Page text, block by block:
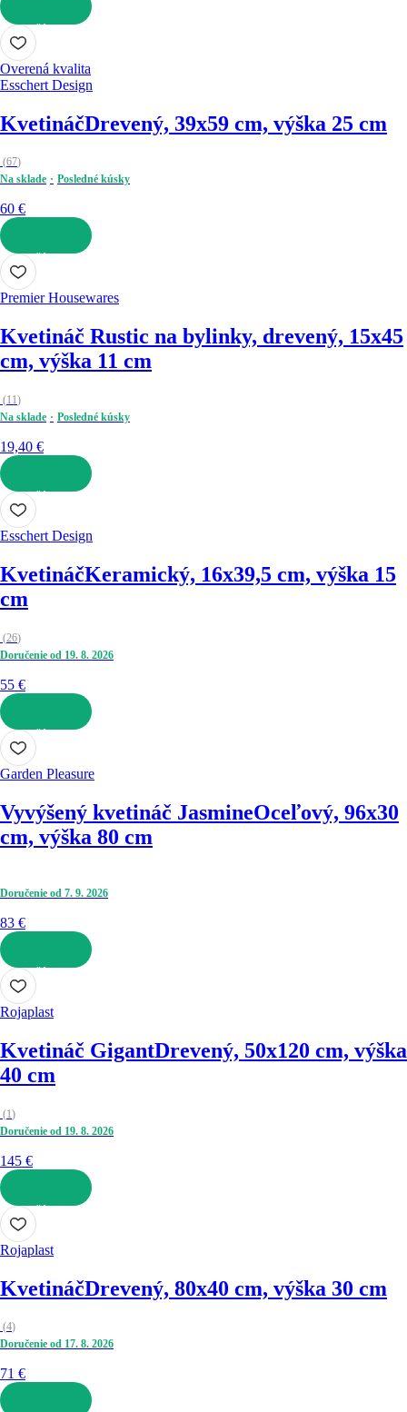
DO KOŠÍKA
Overená kvalita
Esschert Design
KvetináčDrevený, 39x59 cm, výška 25 cm
(67)
Na sklade
Posledné kúsky
60 €
DO KOŠÍKA
Premier Housewares
Kvetináč Rustic na bylinky, drevený, 15x45
cm, výška 11 cm
(11)
Na sklade
Posledné kúsky
19,40 €
DO KOŠÍKA
Esschert Design
KvetináčKeramický, 16x39,5 cm, výška 15
cm
(26)
Doručenie od 19. 8. 2026
55 €
DO KOŠÍKA
Garden Pleasure
Vyvýšený kvetináč JasmineOceľový, 96x30
cm, výška 80 cm
Doručenie od 7. 9. 2026
83 €
DO KOŠÍKA
Rojaplast
Kvetináč GigantDrevený, 50x120 cm, výška
40 cm
(1)
Doručenie od 19. 8. 2026
145 €
DO KOŠÍKA
Rojaplast
KvetináčDrevený, 80x40 cm, výška 30 cm
(4)
Doručenie od 17. 8. 2026
71 €